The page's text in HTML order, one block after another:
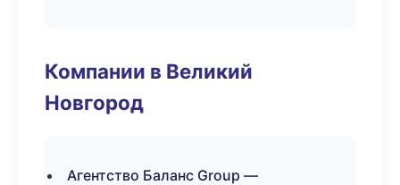
Компании в Великий
Новгород
Агентство Баланс Group —